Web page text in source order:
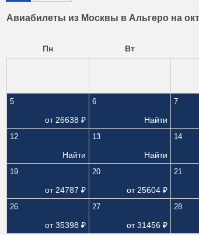
Авиабилеты из Москвы в Альгеро на
Пн Вт
5
от 26638 ₽
6
Найти
7
12
Найти
13
Найти
14
19
от 24787 ₽
20
от 25604 ₽
21
26
от 35398 ₽
27
от 31456 ₽
28